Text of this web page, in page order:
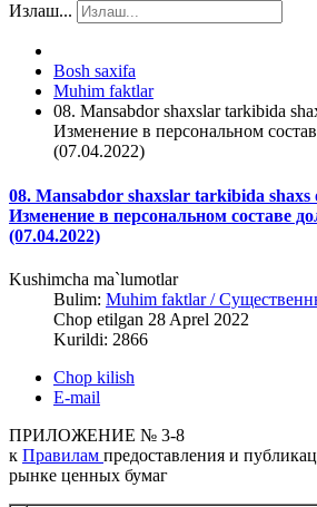
Излаш...
Bosh saxifa
Muhim faktlar
08. Mansabdor shaxslar tarkibida
Изменение в персональном
(07.04.2022)
08. Mansabdor shaxslar tarkibida shaxs
Изменение в персональном составе
(07.04.2022)
Kushimcha ma`lumotlar
Bulim: Muhim faktlar /
Chop etilgan 28 Aprel 2022
Kurildi: 2866
Chop kilish
E-mail
ПРИЛОЖЕНИЕ № 3-8
к Правилам предоставления и
рынке ценных бумаг